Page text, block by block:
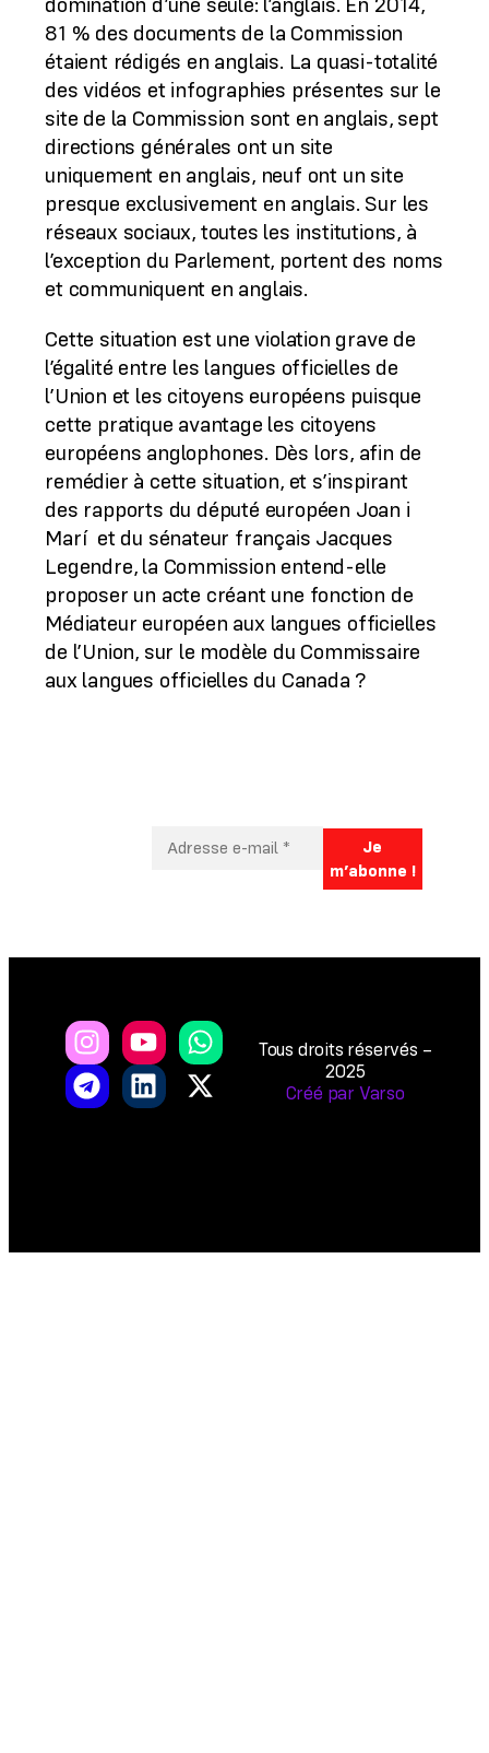
domination d’une seule: l’anglais. En 2014,
81 % des documents de la Commission
étaient rédigés en anglais. La quasi-totalité
des vidéos et infographies présentes sur le
site de la Commission sont en anglais, sept
directions générales ont un site
uniquement en anglais, neuf ont un site
presque exclusivement en anglais. Sur les
réseaux sociaux, toutes les institutions, à
l’exception du Parlement, portent des noms
et communiquent en anglais.
Cette situation est une violation grave de
l’égalité entre les langues officielles de
l’Union et les citoyens européens puisque
cette pratique avantage les citoyens
européens anglophones. Dès lors, afin de
remédier à cette situation, et s’inspirant
des rapports du député européen Joan i
Marí et du sénateur français Jacques
Legendre, la Commission entend-elle
proposer un acte créant une fonction de
Médiateur européen aux langues officielles
de l’Union, sur le modèle du Commissaire
aux langues officielles du Canada ?
Tous droits réservés –
2025
Créé par Varso